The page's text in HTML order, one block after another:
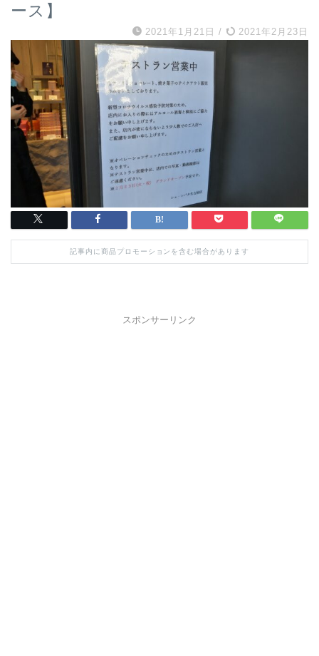
ース】
2021年1月21日 / 2021年2月23日
記事内に商品プロモーションを含む場合があります
スポンサーリンク